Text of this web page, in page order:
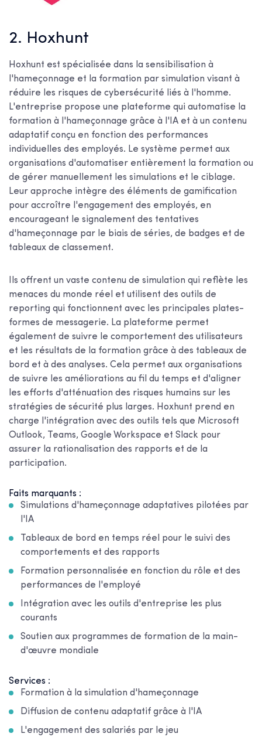
2. Hoxhunt
Hoxhunt est spécialisée dans la sensibilisation à
l'hameçonnage et la formation par simulation visant à
réduire les risques de cybersécurité liés à l'homme.
L'entreprise propose une plateforme qui automatise la
formation à l'hameçonnage grâce à l'IA et à un contenu
adaptatif conçu en fonction des performances
individuelles des employés. Le système permet aux
organisations d'automatiser entièrement la formation ou
de gérer manuellement les simulations et le ciblage.
Leur approche intègre des éléments de gamification
pour accroître l'engagement des employés, en
encourageant le signalement des tentatives
d'hameçonnage par le biais de séries, de badges et de
tableaux de classement.
Ils offrent un vaste contenu de simulation qui reflète les
menaces du monde réel et utilisent des outils de
reporting qui fonctionnent avec les principales plates-
formes de messagerie. La plateforme permet
également de suivre le comportement des utilisateurs
et les résultats de la formation grâce à des tableaux de
bord et à des analyses. Cela permet aux organisations
de suivre les améliorations au fil du temps et d'aligner
les efforts d'atténuation des risques humains sur les
stratégies de sécurité plus larges. Hoxhunt prend en
charge l'intégration avec des outils tels que Microsoft
Outlook, Teams, Google Workspace et Slack pour
assurer la rationalisation des rapports et de la
participation.
Faits marquants :
Simulations d'hameçonnage adaptatives pilotées par
l'IA
Tableaux de bord en temps réel pour le suivi des
comportements et des rapports
Formation personnalisée en fonction du rôle et des
performances de l'employé
Intégration avec les outils d'entreprise les plus
courants
Soutien aux programmes de formation de la main-
d'œuvre mondiale
Services :
Formation à la simulation d'hameçonnage
Diffusion de contenu adaptatif grâce à l'IA
L'engagement des salariés par le jeu